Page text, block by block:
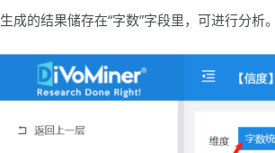
生成的结果储存在“字数”字段里，可进行分析